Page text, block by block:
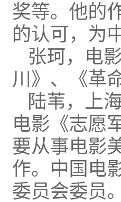
奖等。他的
的认可，为
张珂，电
川》、《革
陆苇，上
电影《志愿
要从事电影
作。中国电
委员会委员